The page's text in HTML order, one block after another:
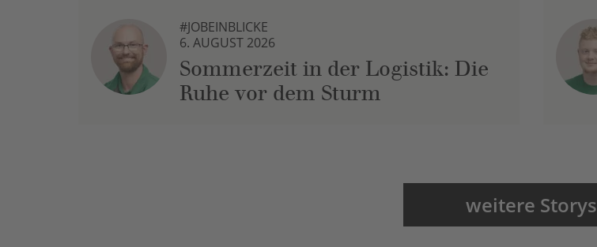
#JOBEINBLICKE
6. AUGUST 2026
Sommerzeit in der Logistik: Die
Ruhe vor dem Sturm
weitere Storys